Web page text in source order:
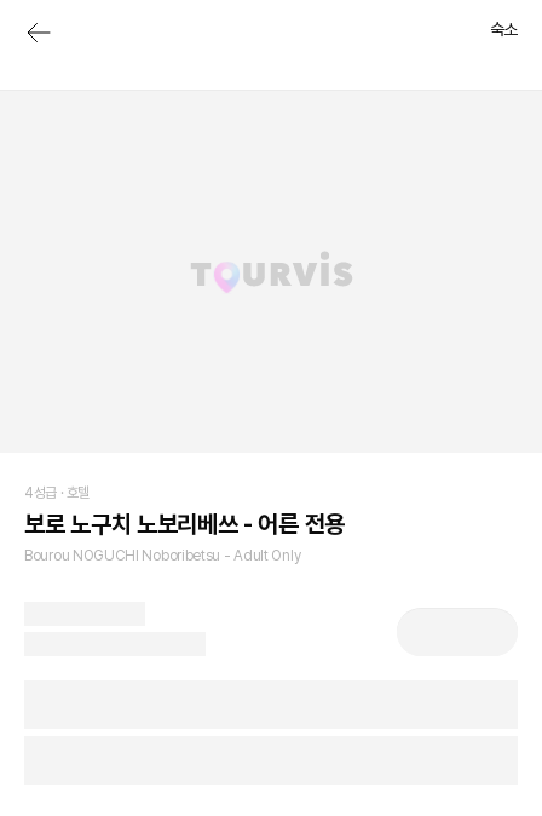
숙소
4성급 · 호텔
보로 노구치 노보리베쓰 - 어른 전용
Bourou NOGUCHI Noboribetsu - Adult Only